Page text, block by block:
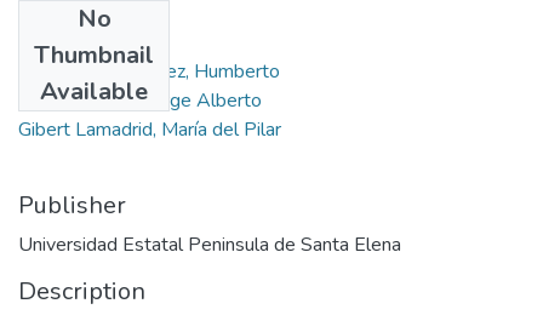
No
Thumbnail
Available
Authors
Mendoza Rodríguez, Humberto
Martínez Isaac, Jorge Alberto
Gibert Lamadrid, María del Pilar
Publisher
Universidad Estatal Peninsula de Santa Elena
Description